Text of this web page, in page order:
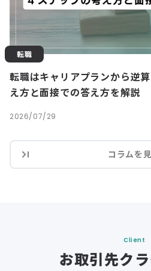
転職
転職はキャリアプランから逆
え方と面接での答え方を解説
2026/07/29
コラムを
Client
お取引先ク